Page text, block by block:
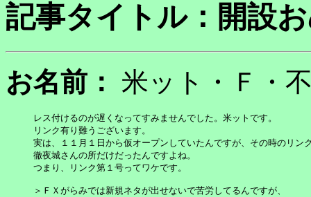
記事タイトル： 開設
お名前： 米ット・Ｆ
レス付けるのが遅くなってすみませんでした。米ットです。
リンク有り難うございます。
実は、１１月１日から仮オープンしていたんですが、その時のリン
徹夜城さんの所だけだったんですよね。
つまり、リンク第１号ってワケです。
＞ＦＸがらみでは新規ネタが出せないで苦労してるんですが、